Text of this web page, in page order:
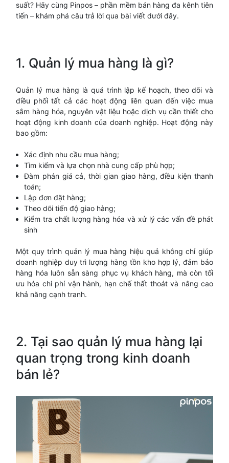
suất? Hãy cùng Pinpos – phần mềm bán hàng đa kênh tiên
tiến – khám phá câu trả lời qua bài viết dưới đây.
1. Quản lý mua hàng là gì?
Quản lý mua hàng là quá trình lập kế hoạch, theo dõi và
điều phối tất cả các hoạt động liên quan đến việc mua
sắm hàng hóa, nguyên vật liệu hoặc dịch vụ cần thiết cho
hoạt động kinh doanh của doanh nghiệp. Hoạt động này
bao gồm:
Xác định nhu cầu mua hàng;
Tìm kiếm và lựa chọn nhà cung cấp phù hợp;
Đàm phán giá cả, thời gian giao hàng, điều kiện thanh
toán;
Lập đơn đặt hàng;
Theo dõi tiến độ giao hàng;
Kiểm tra chất lượng hàng hóa và xử lý các vấn đề phát
sinh
Một quy trình quản lý mua hàng hiệu quả không chỉ giúp
doanh nghiệp duy trì lượng hàng tồn kho hợp lý, đảm bảo
hàng hóa luôn sẵn sàng phục vụ khách hàng, mà còn tối
ưu hóa chi phí vận hành, hạn chế thất thoát và nâng cao
khả năng cạnh tranh.
2. Tại sao quản lý mua hàng lại
quan trọng trong kinh doanh
bán lẻ?